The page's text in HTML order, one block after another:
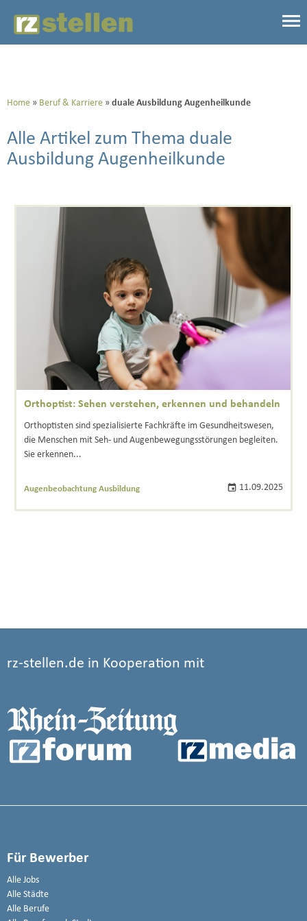
Home Beruf & Karriere duale Ausbildung Augenheilkunde
Alle Artikel zum Thema duale
Ausbildung Augenheilkunde
Orthoptist: Sehen verstehen, erkennen und behandeln
Orthoptisten sind spezialisierte Fachkräfte im Gesundheitswesen,
die Menschen mit Seh- und Augenbewegungsstörungen begleiten.
Sie erkennen...
Augenbeobachtung Ausbildung 11.09.2025
rz-stellen.de in Kooperation mit
Für Bewerber
Alle Jobs
Alle Städte
Alle Berufe